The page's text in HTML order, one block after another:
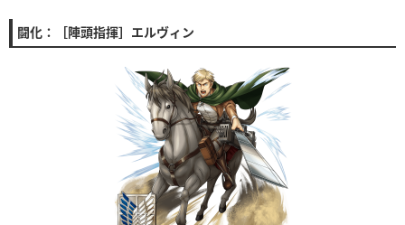
闘化：［陣頭指揮］エルヴィン